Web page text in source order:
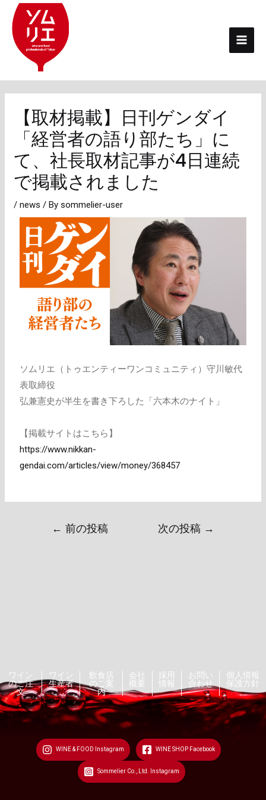
【取材掲載】日刊ゲンダイ
「経営者の語り部たち」に
て、社長取材記事が4日連続
で掲載されました
/news / Bysommelier-user
ソムリエ（トゥエンティーワンコミュニティ）守川敏代
表取締役
弘兼憲史が半生を書き下ろした「六本木のナイト」
【掲載サイトはこちら】
https://www.nikkan-
gendai.com/articles/view/money/368457
投
稿
ナ
ゲ
ョ
ン
← 前の投稿 次の投稿 →
ワイン
のご注
文
ワイン
生産者
飲食店
のご案
内
会社
概要
採用
情報
お問い
合わせ
個人情報
保護方針
WINE & FOOD Instagram WINE SHOP Facebook
Sommelier Co., Ltd. Instagram